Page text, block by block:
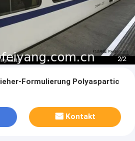
2/2
Formulierung Polyaspartic
Kontakt